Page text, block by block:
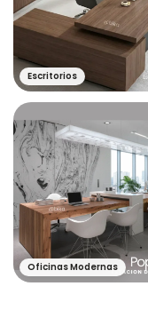
Escritorios
Oficinas Modernas